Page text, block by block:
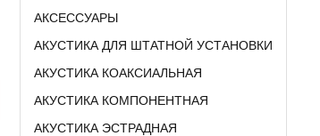
АКСЕССУАРЫ
АКУСТИКА ДЛЯ ШТАТНОЙ УСТАНОВКИ
АКУСТИКА КОАКСИАЛЬНАЯ
АКУСТИКА КОМПОНЕНТНАЯ
АКУСТИКА ЭСТРАДНАЯ